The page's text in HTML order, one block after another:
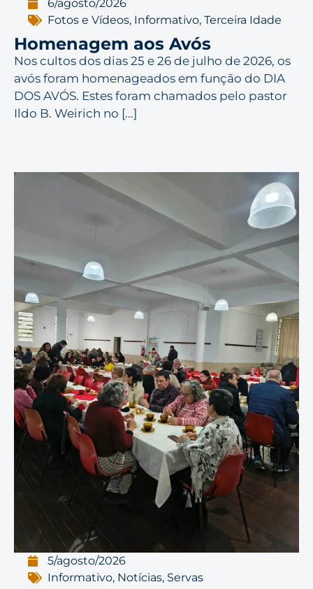
6/agosto/2026
Fotos e Vídeos, Informativo,Terceira Idade
Homenagem aos Avós
Nos cultos dos dias 25 e 26 de julho de 2026, os
avós foram homenageados em função do DIA
DOS AVÓS. Estes foram chamados pelo pastor
Ildo B. Weirich no [...]
5/agosto/2026
Informativo, Notícias, Servas